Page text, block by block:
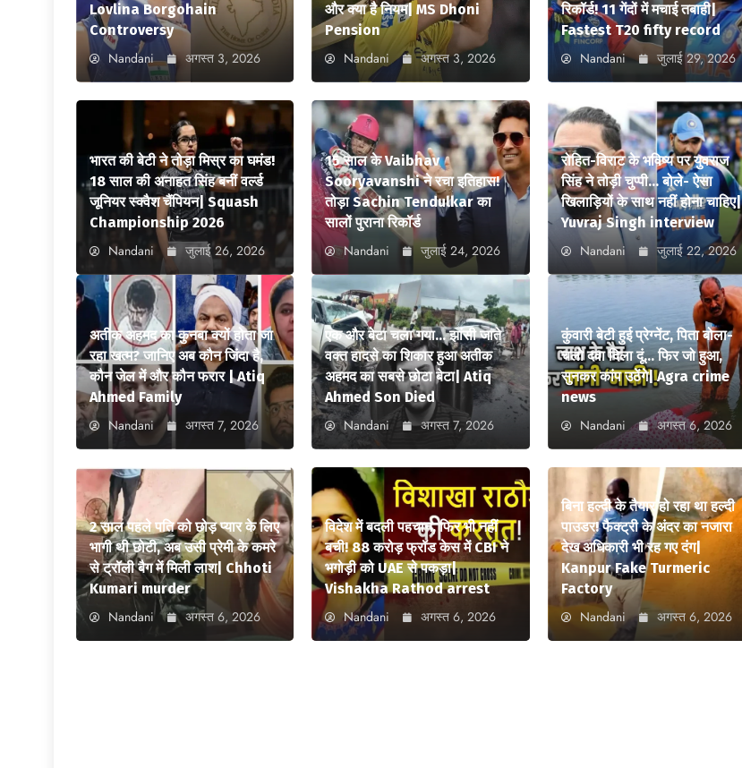
Lovlina Borgohain
Controversy
Nandani अगस्त 3, 2026
और क्या है नियम| MS Dhoni
Pension
Nandani अगस्त 3, 2026
रिकॉर्ड! 11 गेंदों में मचाई तबाही|
Fastest T20 fifty record
Nandani जुलाई 29, 2026
भारत की बेटी ने तोड़ा मिस्र का घमंड!
18 साल की अनाहत सिंह बनीं वर्ल्ड
जूनियर स्क्वैश चैंपियन| Squash
Championship 2026
Nandani जुलाई 26, 2026
15 साल के Vaibhav
Sooryavanshi ने रचा इतिहास!
तोड़ा Sachin Tendulkar का
सालों पुराना रिकॉर्ड
Nandani जुलाई 24, 2026
रोहित-विराट के भविष्य पर युवराज
सिंह ने तोड़ी चुप्पी… बोले- ऐसा
खिलाड़ियों के साथ नहीं होना चाहिए|
Yuvraj Singh interview
Nandani जुलाई 22, 2026
अतीक अहमद का कुनबा क्यों होता जा
रहा खत्म? जानिए अब कौन जिंदा है,
कौन जेल में और कौन फरार | Atiq
Ahmed Family
Nandani अगस्त 7, 2026
एक और बेटा चला गया… झांसी जाते
वक्त हादसे का शिकार हुआ अतीक
अहमद का सबसे छोटा बेटा| Atiq
Ahmed Son Died
Nandani अगस्त 7, 2026
कुंवारी बेटी हुई प्रेग्नेंट, पिता बोला-
चलो दवा दिला दूं… फिर जो हुआ,
सुनकर कांप उठेंगे| Agra crime
news
Nandani अगस्त 6, 2026
2 साल पहले पति को छोड़ प्यार के लिए
भागी थी छोटी, अब उसी प्रेमी के कमरे
से ट्रॉली बैग में मिली लाश| Chhoti
Kumari murder
Nandani अगस्त 6, 2026
विदेश में बदली पहचान, फिर भी नहीं
बची! 88 करोड़ फ्रॉड केस में CBI ने
भगोड़ी को UAE से पकड़ा|
Vishakha Rathod arrest
Nandani अगस्त 6, 2026
बिना हल्दी के तैयार हो रहा था हल्दी
पाउडर! फैक्ट्री के अंदर का नजारा
देख अधिकारी भी रह गए दंग|
Kanpur Fake Turmeric
Factory
Nandani अगस्त 6, 2026